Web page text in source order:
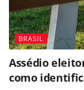
BRASIL
Assédio
como